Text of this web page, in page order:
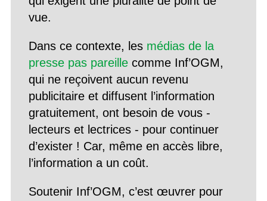
vue.
Dans ce contexte, les médias de la
presse pas pareillecomme Inf’OGM,
qui ne reçoivent aucun revenu
publicitaire et diffusent l’information
gratuitement, ont besoin de vous -
lecteurs et lectrices - pour continuer
d’exister ! Car, même en accès libre,
l’information a un coût.
Soutenir Inf’OGM, c’est œuvrer pour